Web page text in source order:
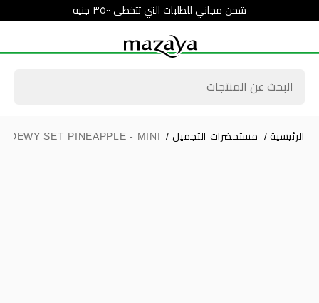
شحن مجاني للطلبات التي تتخطى ٣٥٠٠ جنيه
الرئيسية / مستحضرات التجميل /
DEWY SET PINEAPPLE - MINI